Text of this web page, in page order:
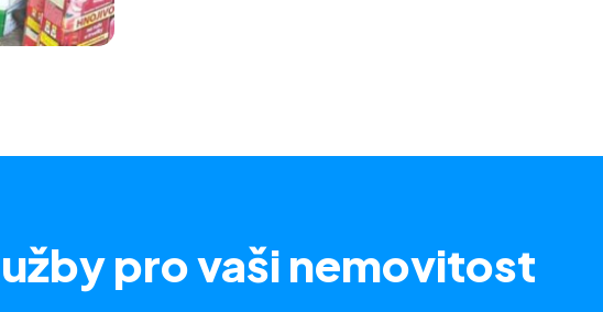
pro vaši nemovitost